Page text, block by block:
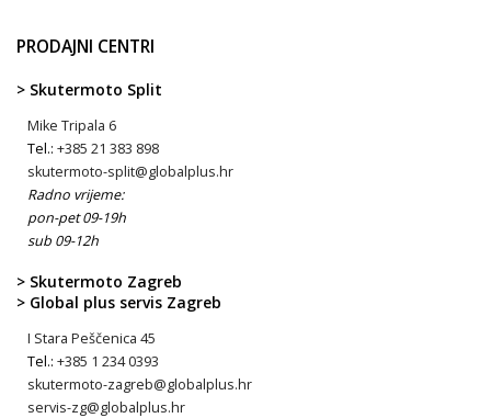
PRODAJNI CENTRI
> Skutermoto Split
Mike Tripala 6
Tel.: +385 21 383 898
skutermoto-split@globalplus.hr
Radno vrijeme:
pon-pet 09-19h
sub 09-12h
> Skutermoto Zagreb
> Global plus servis Zagreb
I Stara Peščenica 45
Tel.: +385 1 234 0393
skutermoto-zagreb@globalplus.hr
servis-zg@globalplus.hr